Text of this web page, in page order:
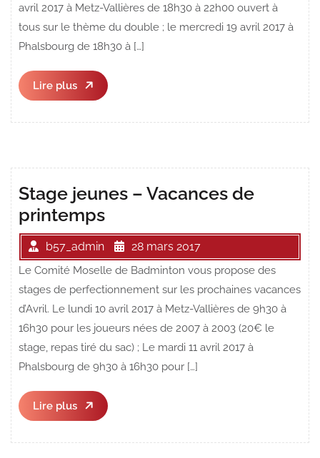
avril 2017 à Metz-Vallières de 18h30 à 22h00 ouvert à
tous sur le thème du double ; le mercredi 19 avril 2017 à
Phalsbourg de 18h30 à […]
Lire plus
Lire
plus
Stage jeunes – Vacances de
printemps
b57_admin 28 mars 2017
Le Comité Moselle de Badminton vous propose des
stages de perfectionnement sur les prochaines vacances
d’Avril. Le lundi 10 avril 2017 à Metz-Vallières de 9h30 à
16h30 pour les joueurs nées de 2007 à 2003 (20€ le
stage, repas tiré du sac) ; Le mardi 11 avril 2017 à
Phalsbourg de 9h30 à 16h30 pour […]
Lire plus
Lire
plus